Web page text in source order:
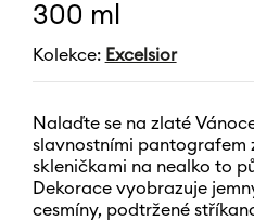
300 ml
Kolekce: Excelsior
Nalaďte se na zlaté
slavnostními pantografem
skleničkami na nealko to
Dekorace vyobrazuje
cesmíny, podtržené